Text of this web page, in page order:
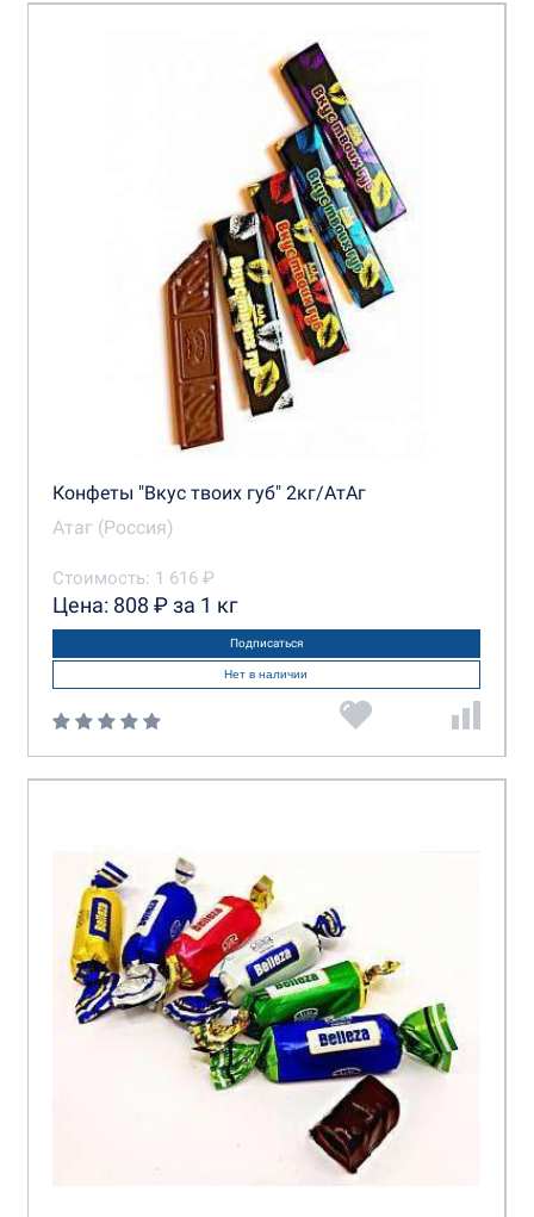
Конфеты "Вкус твоих губ" 2кг/АтАг
Атаг (Россия)
Стоимость: 1 616 ₽
Цена: 808 ₽ за 1 кг
Подписаться
Нет в наличии